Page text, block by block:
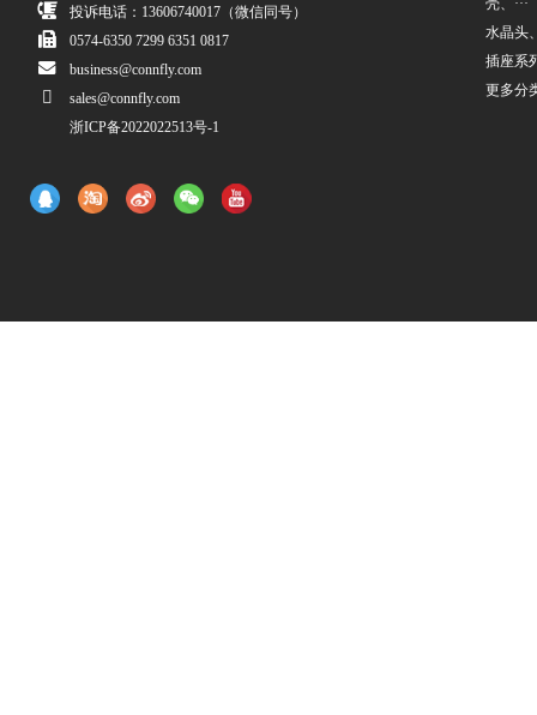
投诉电话：13606740017（微信同号）
0574-6350 7299 6351 0817
business@connfly.com
sales@connfly.com
浙ICP备2022022513号-1
壳、···
水晶头
插座系
更多分